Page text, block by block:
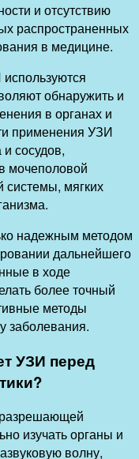
и отсутствию
распространенных
в медицине.
обнаружить и
в органах и
применения УЗИ
сосудов,
мочеполовой
системы, мягких
надежным методом
дальнейшего
в ходе
более точный
методы
заболевания.
УЗИ перед
изучать органы и
волну,